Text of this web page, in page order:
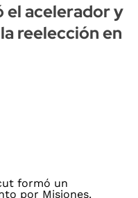
el acelerador y
reelección en